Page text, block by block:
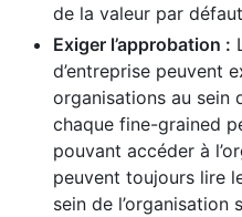
de la valeur par
Exiger l’approbation :
d’entreprise peuvent
organisations au sein
chaque fine-grained
pouvant accéder à
peuvent toujours lire
sein de l’organisation